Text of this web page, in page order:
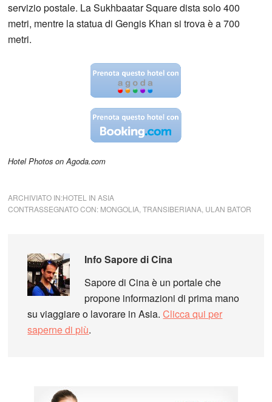
servizio postale. La Sukhbaatar Square dista solo 400
metri, mentre la statua di Gengis Khan si trova è a 700
metri.
Hotel Photos on Agoda.com
ARCHIVIATO IN:HOTEL IN ASIA
CONTRASSEGNATO CON: MONGOLIA ,TRANSIBERIANA ULAN BATOR
InfoSapore di Cina
Sapore di Cina è un portale che
propone informazioni di prima mano
su viaggiare o lavorare in Asia.Clicca qui per
saperne di più.